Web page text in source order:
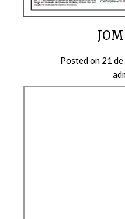
Posted on 21